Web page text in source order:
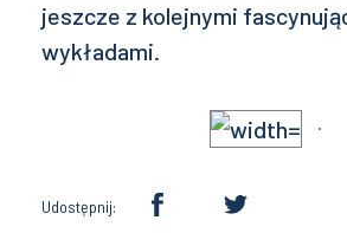
jeszcze z kolejnymi
wykładami.
Udostępnij: